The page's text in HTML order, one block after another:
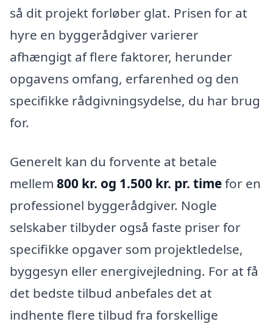
så dit projekt forløber glat. Prisen for at
hyre en byggerådgiver varierer
afhængigt af flere faktorer, herunder
opgavens omfang, erfarenhed og den
specifikke rådgivningsydelse, du har brug
for.
Generelt kan du forvente at betale
mellem 800 kr. og 1.500 kr. pr. timefor en
professionel byggerådgiver. Nogle
selskaber tilbyder også faste priser for
specifikke opgaver som projektledelse,
byggesyn eller energivejledning. For at få
det bedste tilbud anbefales det at
indhente flere tilbud fra forskellige